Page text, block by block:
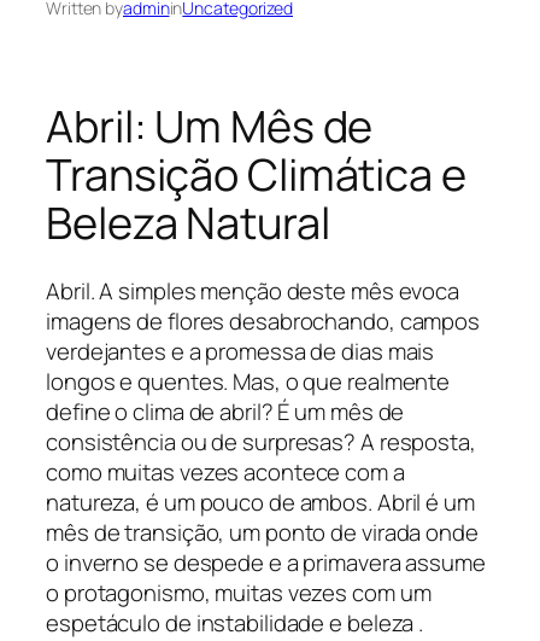
Written byadmininUncategorized
Abril: Um Mês de
Transição Climática e
Beleza Natural
Abril. A simples menção deste mês evoca
imagens de flores desabrochando, campos
verdejantes e a promessa de dias mais
longos e quentes. Mas, o que realmente
define o clima de abril? É um mês de
consistência ou de surpresas? A resposta,
como muitas vezes acontece com a
natureza, é um pouco de ambos. Abril é um
mês de transição, um ponto de virada onde
o inverno se despede e a primavera assume
o protagonismo, muitas vezes com um
espetáculo de instabilidade e beleza .